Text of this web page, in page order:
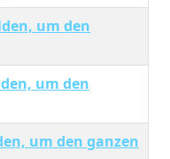
um den
um den
um den ganzen